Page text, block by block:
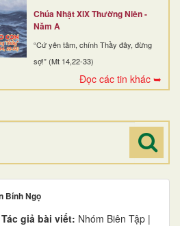
Chúa Nhật XIX Thường Niên -
Năm A
“Cứ yên tâm, chính Thầy đây, đừng
sợ!” (Mt 14,22-33)
Đọc các tin khác ➥
Bính Ngọ
Tác giả bài viết: Nhóm Biên Tập |